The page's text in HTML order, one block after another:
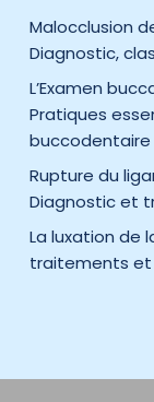
Malocclusion
Diagnostic,
L’Examen
Pratiques
Rupture du
Diagnostic et
La luxation de
traitements